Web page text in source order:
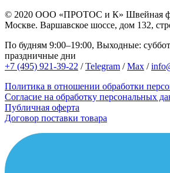
© 2020 ООО «ПРОТОС и К» Швейная
Москве. Варшавское шоссе, дом 132,
По будням 9:00–19:00, Выходные:
праздничные дни
+7 (495) 921-39-22 /Telegram /Max /
Политика в отношении обработки
Согласие на обработку персональных
Публичная оферта
Договор поставки товара